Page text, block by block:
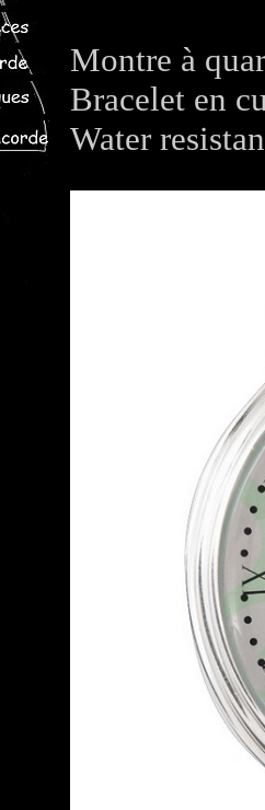
Montre à
Bracelet en
Water